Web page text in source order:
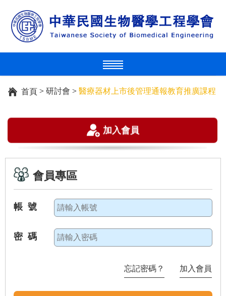
首頁 > 研討會 > 醫療器材上市後管理通報教育推廣課程
加入會員
會員專區
帳 號
密 碼
忘記密碼？ 加入會員